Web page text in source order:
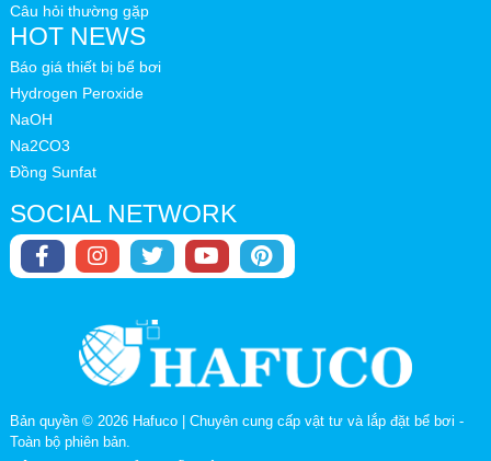
Câu hỏi thường gặp
HOT NEWS
Báo giá thiết bị bể bơi
Hydrogen Peroxide
NaOH
Na2CO3
Đồng Sunfat
SOCIAL NETWORK
Bản quyền © 2026 Hafuco | Chuyên cung cấp vật tư và lắp đặt bể bơi -
Toàn bộ phiên bản.